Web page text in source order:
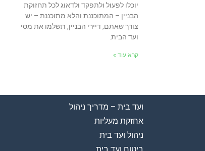
יוכלו לפעול ולתפקד ולדאוג לכל תחזוקת
הבניין – המתוכננת והלא מתוכננת – יש
צורך שאתם, דיירי הבניין, תשלמו את מסי
ועד הבית.
קרא עוד »
ועד בית – מדריך ניהול
אחזקת מעליות
ניהול ועד בית